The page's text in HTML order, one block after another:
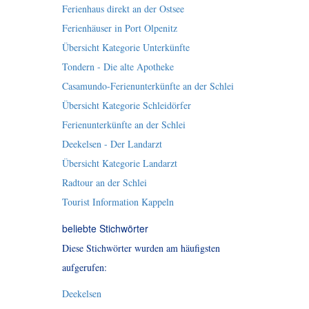
Ferienhaus direkt an der Ostsee
Ferienhäuser in Port Olpenitz
Übersicht Kategorie Unterkünfte
Tondern - Die alte Apotheke
Casamundo-Ferienunterkünfte an der Schlei
Übersicht Kategorie Schleidörfer
Ferienunterkünfte an der Schlei
Deekelsen - Der Landarzt
Übersicht Kategorie Landarzt
Radtour an der Schlei
Tourist Information Kappeln
beliebte Stichwörter
Diese Stichwörter wurden am häufigsten
aufgerufen:
Deekelsen